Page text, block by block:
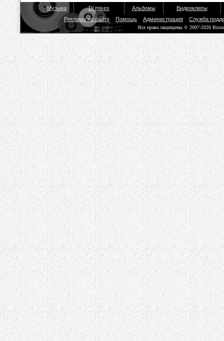
Музыка Dj mixes Альбомы
Видеоклипы
Реклама на сайте
Помощь Администрация Служба
Все права защищены © 2007-2026